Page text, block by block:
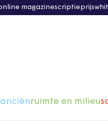
magazinescriptieprijs
ruimte en milieu